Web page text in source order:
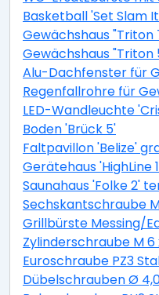
Basketball 'Set Slam
Gewächshaus "Triton
Gewächshaus "Triton
Alu-Dachfenster für
Regenfallrohre für
LED-Wandleuchte
Boden 'Brück 5'
Faltpavillon 'Belize'
Gerätehaus
Saunahaus 'Folke 2'
Sechskantschraube
Grillbürste Messing/
Zylinderschraube M
Euroschraube PZ3
Dübelschrauben Ø 4,0